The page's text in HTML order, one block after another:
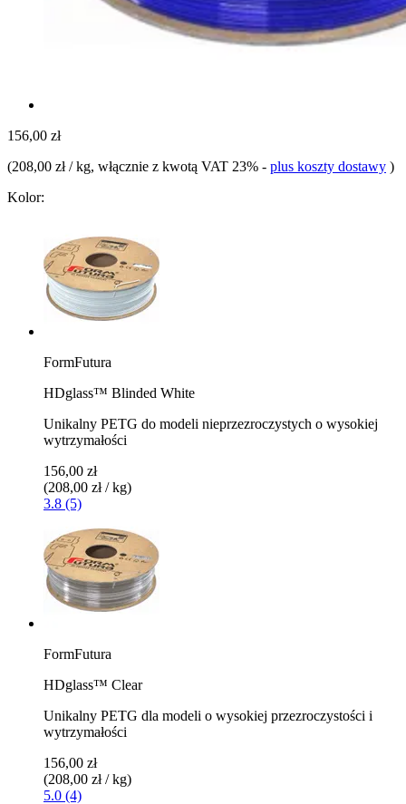
156,00 zł
(208,00 zł / kg, włącznie z kwotą VAT 23% - plus koszty dostawy )
Kolor:
FormFutura
HDglass™ Blinded White
Unikalny PETG do modeli nieprzezroczystych o wysokiej
wytrzymałości
156,00 zł
(208,00 zł / kg)
3.8 (5)
FormFutura
HDglass™ Clear
Unikalny PETG dla modeli o wysokiej przezroczystości i
wytrzymałości
156,00 zł
(208,00 zł / kg)
5.0 (4)